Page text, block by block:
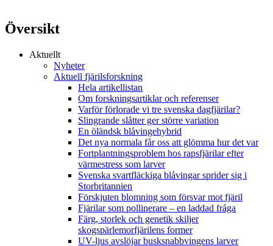
Översikt
Aktuellt
Nyheter
Aktuell fjärilsforskning
Hela artikellistan
Om forskningsartiklar och referenser
Varför förlorade vi tre svenska dagfjärilar?
Slingrande slåtter ger större variation
En öländsk blåvingehybrid
Det nya normala får oss att glömma hur det var
Fortplantningsproblem hos rapsfjärilar efter
värmestress som larver
Svenska svartfläckiga blåvingar sprider sig i
Storbritannien
Förskjuten blomning som försvar mot fjäril
Fjärilar som pollinerare – en laddad fråga
Färg, storlek och genetik skiljer
skogspärlemorfjärilens former
UV-ljus avslöjar busksnabbvingens larver